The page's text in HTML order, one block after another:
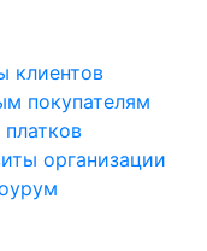
организации